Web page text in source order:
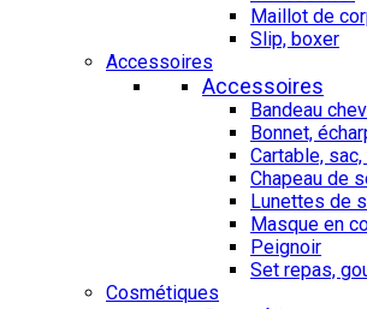
Maillot de
Slip, boxer
Accessoires
Accessoires
Bandeau
Bonnet,
Cartable,
Chapeau de
Lunettes de
Masque en
Peignoir
Set repas,
Cosmétiques